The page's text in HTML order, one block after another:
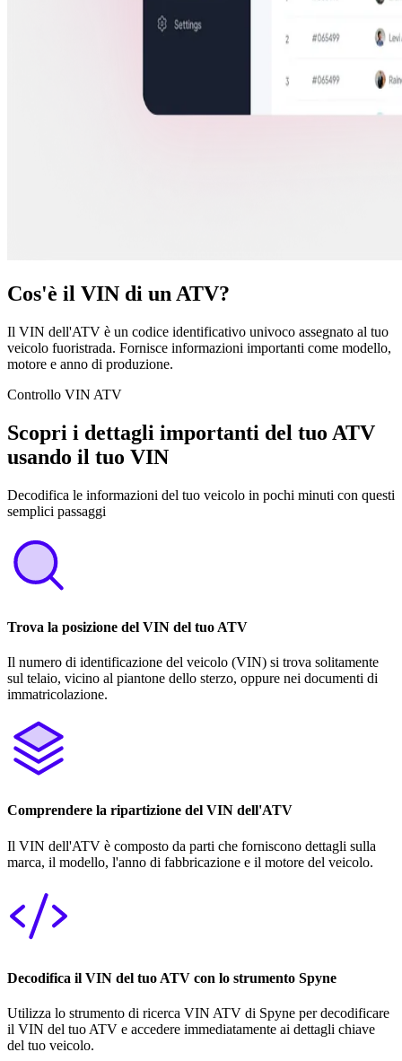
Cos'è il VIN di un ATV?
Il VIN dell'ATV è un codice identificativo univoco assegnato al tuo
veicolo fuoristrada. Fornisce informazioni importanti come modello,
motore e anno di produzione.
Controllo VIN ATV
Scopri i dettagli importanti del tuo ATV
usando il tuo VIN
Decodifica le informazioni del tuo veicolo in pochi minuti con questi
semplici passaggi
Trova la posizione del VIN del tuo ATV
Il numero di identificazione del veicolo (VIN) si trova solitamente
sul telaio, vicino al piantone dello sterzo, oppure nei documenti di
immatricolazione.
Comprendere la ripartizione del VIN dell'ATV
Il VIN dell'ATV è composto da parti che forniscono dettagli sulla
marca, il modello, l'anno di fabbricazione e il motore del veicolo.
Decodifica il VIN del tuo ATV con lo strumento Spyne
Utilizza lo strumento di ricerca VIN ATV di Spyne per decodificare
il VIN del tuo ATV e accedere immediatamente ai dettagli chiave
del tuo veicolo.